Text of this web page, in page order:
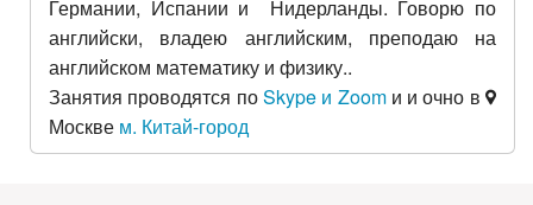
Германии, Испании и Нидерланды. Говорю по
английски, владею английским, преподаю на
английском математику и физику..
Занятия проводятся поSkype и Zoomи и очно в
Москве м. Китай-город